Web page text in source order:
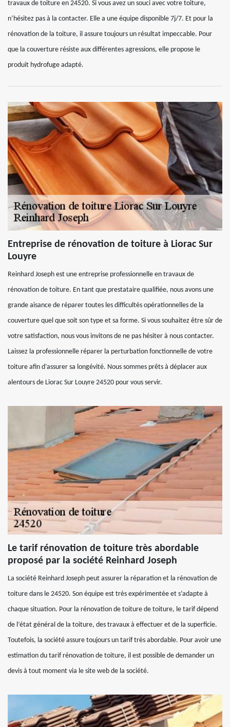
travaux de toiture en 24520. Si vous avez un souci avec votre toiture,
n’hésitez pas à la contacter. Elle a une équipe disponible 7j/7. Et pour la
rénovation de la toiture, il assure toujours un résultat impeccable. Pour
que la couverture résiste aux différentes agressions, elle propose le
produit hydrofuge adapté.
Entreprise de rénovation de toiture à Liorac Sur
Louyre
Reinhard Joseph est une entreprise professionnelle en travaux de
rénovation de toiture. En tant que prestataire qualifiée, nous avons une
grande aisance de réparer toutes les difficultés opérationnelles de la
couverture quel que soit son type et sa forme. Si vous souhaitez être sûr de
votre satisfaction, nous vous invitons de ne pas hésiter à nous contacter.
Laissez la professionnelle réparer la perturbation fonctionnelle de votre
toiture afin d’assurer sa longévité. Nous sommes prêts à déplacer aux
alentours de Liorac Sur Louyre 24520 pour vous servir.
Le tarif rénovation de toiture très abordable
proposé par la société Reinhard Joseph
La société Reinhard Joseph peut assurer la réparation et la rénovation de
toiture dans le 24520. Son équipe est très expérimentée et s’adapte à
chaque situation. Pour la rénovation de toiture de toiture, le tarif dépend
de l’état général de la toiture, des travaux à effectuer et de la superficie.
Toutefois, la société assure toujours un tarif très abordable. Pour avoir une
estimation du tarif rénovation de toiture, il est possible de demander un
devis à tout moment via le site web de la société.